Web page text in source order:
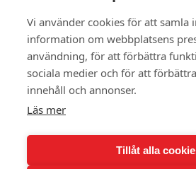
MACC People. All
Vi använder cookies för att samla
information om webbplatsens
användning, för att förbättra
sociala medier och för att
innehåll och annonser.
Läs mer
Tillåt alla